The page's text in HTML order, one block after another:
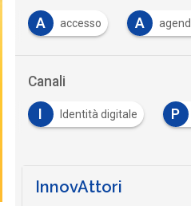
A accesso A
Canali
Identità digitale P
InnovAttori